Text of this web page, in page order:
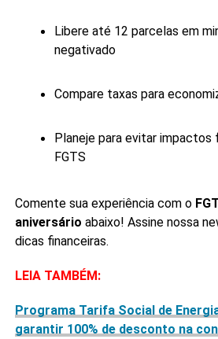
Libere até 12 parcelas em
negativado
Compare taxas para
Planeje para evitar
FGTS
Comente sua experiência com o
aniversário abaixo! Assine nossa
dicas financeiras.
LEIA TAMBÉM:
Programa Tarifa Social de
garantir 100% de desconto na